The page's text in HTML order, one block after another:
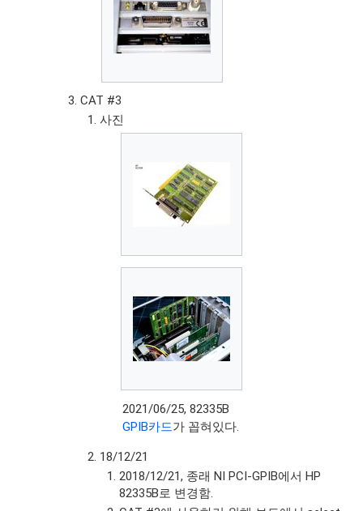
CAT #3
사진
2021/06/25, 82335B
GPIB카드가 꼽혀있다.
18/12/21
2018/12/21, 종래 NI PCI-GPIB에서 HP
82335B로 변경함.